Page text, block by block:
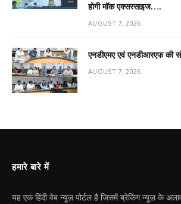
होगी मॉक एक्सरसाइज….
AUGUST 7, 2026
एनडीएमए एवं एनडीआरएफ की
AUGUST 7, 2026
हमारे बारे में
यह एक हिंदी वेब न्यूज़ पोर्टल है जिसमें ब्रेकिंग न्यूज़ के